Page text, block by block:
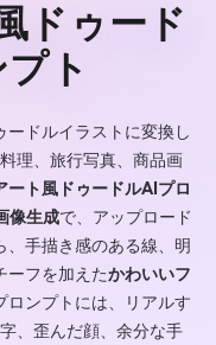
ドゥード
ト
ドルイラストに変換し
理、旅行写真、商品画
ート風ドゥードルAIプロ
像生成で、アップロード
、手描き感のある線、明
ーフを加えたかわいいフ
ロンプトには、リアルす
、歪んだ顔、余分な手